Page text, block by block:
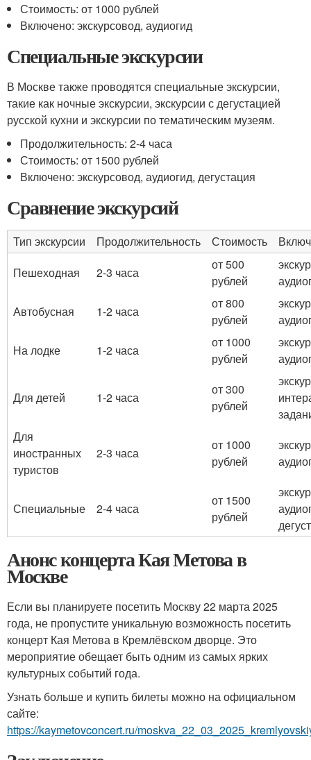
Стоимость: от 1000 рублей
Включено: экскурсовод, аудиогид
Специальные экскурсии
В Москве также проводятся специальные экскурсии,
такие как ночные экскурсии, экскурсии с дегустацией
русской кухни и экскурсии по тематическим музеям.
Продолжительность: 2-4 часа
Стоимость: от 1500 рублей
Включено: экскурсовод, аудиогид, дегустация
Сравнение экскурсий
Тип экскурсии Продолжительность Стоимость
Пешеходная
2-3 часа
от 500
рублей
Автобусная
1-2 часа
от 800
рублей
На лодке
1-2 часа
от 1000
рублей
Для детей 1-2 часа
от 300
рублей
Для
иностранных
туристов
2-3 часа
от 1000
рублей
Специальные 2-4 часа
от 1500
рублей
Анонс концерта Кая Метова в
Москве
Если вы планируете посетить Москву 22 марта 2025
года, не пропустите уникальную возможность посетить
концерт Кая Метова в Кремлёвском дворце. Это
мероприятие обещает быть одним из самых ярких
культурных событий года.
Узнать больше и купить билеты можно на официальном
сайте:
https://kaymetovconcert.ru/